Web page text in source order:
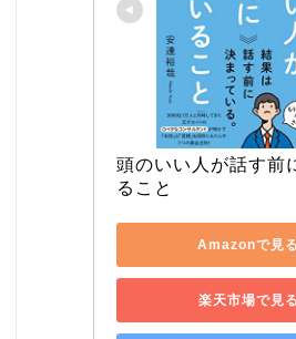
頭のいい人が話す前
ること
Amazonで見る
楽天市場で見る